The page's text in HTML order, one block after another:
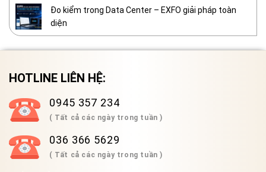
Đo kiểm trong Data Center – EXFO giải pháp toàn
diện
HOTLINE LIÊN HỆ:
0945 357 234
( Tất cả các ngày trong tuần )
036 366 5629
( Tất cả các ngày trong tuần )